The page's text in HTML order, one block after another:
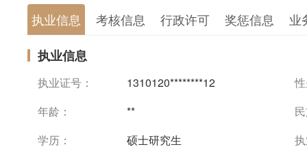
执业信息 考核信息 行政许可 奖惩信息 业
执业信息
执业证号： 1310120********12
年龄：
**
学历：
硕士研究生